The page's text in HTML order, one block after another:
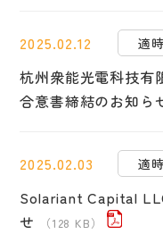
2025.02.12 適
杭州衆能光電科技有
合意書締結のお知ら
2025.02.03 適
Solariant Capital
せ
（128 KB）